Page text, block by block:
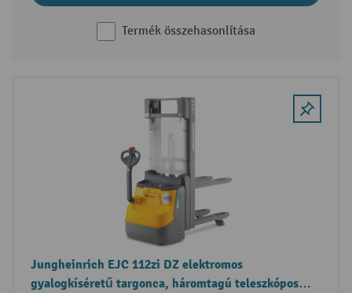
Termék összehasonlítása
Jungheinrich EJC 112zi DZ elektromos
gyalogkíséretű targonca, háromtagú teleszkópos